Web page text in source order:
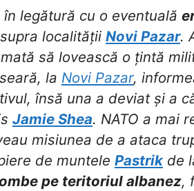
legătură cu o eventuală
localității Novi Pazar.
să lovească o țintă
la Novi Pazar,
însă una a deviat și a
Jamie Shea. NATO a mai
misiunea de a ataca
de muntele Pastrik de
pe teritoriul albanez,